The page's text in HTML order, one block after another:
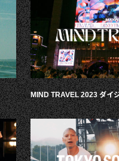
MIND TRAVEL 2023 ダイ